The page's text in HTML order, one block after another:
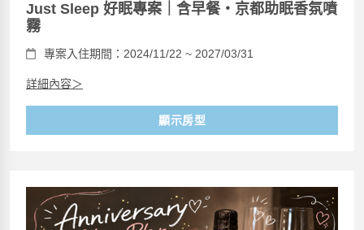
Just Sleep 好眠專案｜含早餐・京都助眠香氛噴
霧
專案入住期間：2024/11/22 ~ 2027/03/31
詳細內容＞
顯示房型